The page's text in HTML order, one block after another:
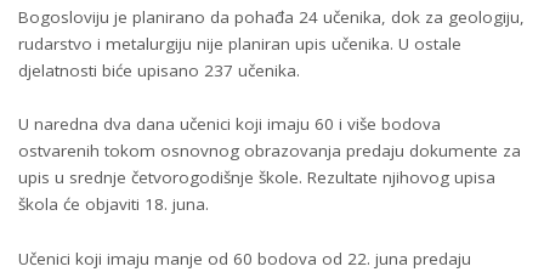
Bogosloviju je planirano da pohađa 24 učenika, dok za geologiju,
rudarstvo i metalurgiju nije planiran upis učenika. U ostale
djelatnosti biće upisano 237 učenika.
U naredna dva dana učenici koji imaju 60 i više bodova
ostvarenih tokom osnovnog obrazovanja predaju dokumente za
upis u srednje četvorogodišnje škole. Rezultate njihovog upisa
škola će objaviti 18. juna.
Učenici koji imaju manje od 60 bodova od 22. juna predaju